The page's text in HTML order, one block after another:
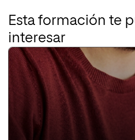
Esta formación te
interesar